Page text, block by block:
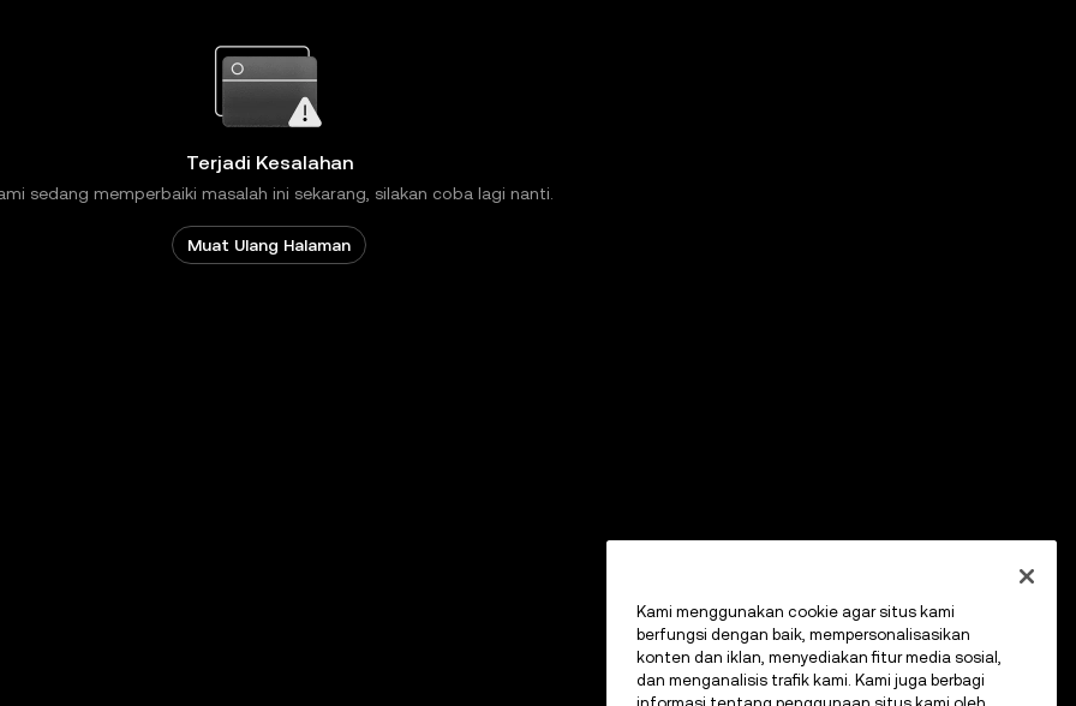
Terjadi Kesalahan
sedang memperbaiki masalah ini sekarang, silakan coba lagi nanti.
Muat Ulang Halaman
Kami menggunakan cookie agar situs kami
berfungsi dengan baik, mempersonalisasikan
konten dan iklan, menyediakan fitur media sosial,
dan menganalisis trafik kami. Kami juga berbagi